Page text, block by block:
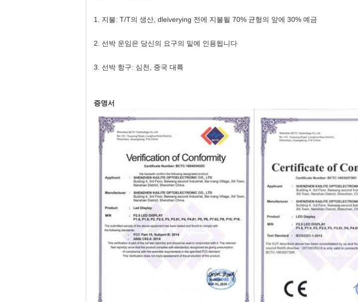
1. 지불: T/T의 생산, dleiverying 전에 지불될 70% 균형의 앞에 30% 예금
2. 선박 운임은 당신의 요구의 밑에 인용됩니다
3. 선박 항구: 심천, 중국 대륙
증명서